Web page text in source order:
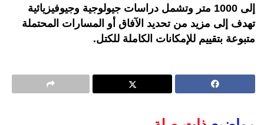
إلى 1000 متر وتشمل دراسات جيولوجية وجيوفيزيائية
تهدف إلى مزيد من تحديد الآفاق أو المسارات المحتملة
متبوعة بتقييم للإمكانات الكاملة للكتل.